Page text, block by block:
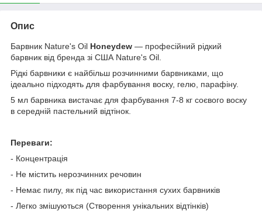
Опис
Барвник Nature's Oil Honeydew — професійний рідкий
барвник від бренда зі США Nature's Oil.
Рідкі барвники є найбільш розчинними барвниками, що
ідеально підходять для фарбування воску, гелю, парафіну.
5 мл барвника вистачає для фарбування 7-8 кг соєвого воску
в середній пастельний відтінок.
Переваги:
- Концентрація
- Не містить нерозчинних речовин
- Немає пилу, як під час використання сухих барвників
- Легко змішуються (Створення унікальних відтінків)